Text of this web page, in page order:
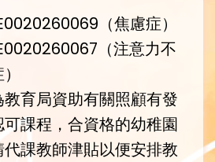
（焦慮症）
（注意力不
育局資助有關照顧有發
課程，合資格的幼稚園
課教師津貼以便安排教